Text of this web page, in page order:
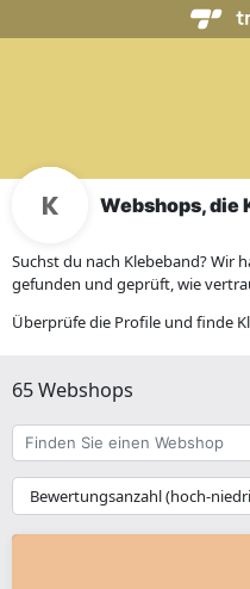
Webshops, die
Suchst du nach Klebeband? Wir
gefunden und geprüft, wie
Überprüfe die Profile und finde
65 Webshops
Finden
Sie
einen
Webshop
{{
__('Sort')
}}